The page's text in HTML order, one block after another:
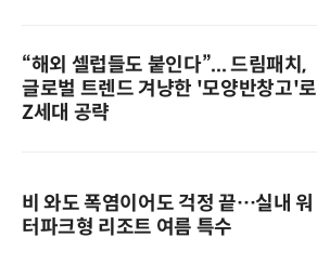
“해외 셀럽들도 붙인다”... 드림패치,
글로벌 트렌드 겨냥한 '모양반창고'로
Z세대 공략
비 와도 폭염이어도 걱정 끝…실내 워
터파크형 리조트 여름 특수